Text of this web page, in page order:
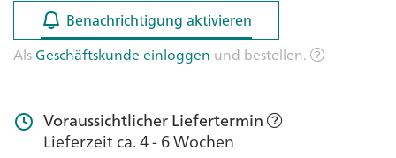
Benachrichtigung aktivieren
Benachrichtigung aktivieren
AlsGeschäftskunde einloggen und bestellen.
Voraussichtlicher Liefertermin
Lieferzeit ca. 4 - 6 Wochen